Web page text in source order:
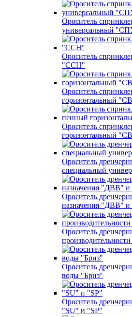
Ороситель
универсальный
Ороситель
"ССН"
Ороситель
горизонтальный
Ороситель
горизонтальный
Ороситель
специальный
Ороситель
назначения "ДВВ"
Ороситель
Ороситель
воды "Бриз"
Ороситель
"SU" и "SP"